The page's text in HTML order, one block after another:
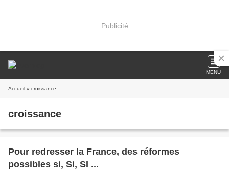
Publicité
MENU
Accueil » croissance
croissance
Pour redresser la France, des réformes
possibles si, Si, SI ...